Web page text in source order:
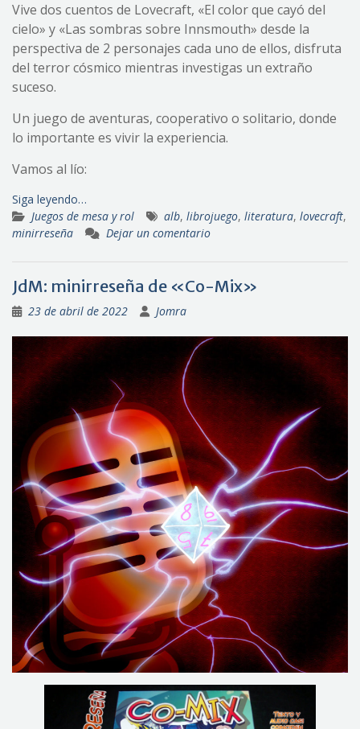
Vive dos cuentos de Lovecraft, «El color que cayó del
cielo» y «Las sombras sobre Innsmouth» desde la
perspectiva de 2 personajes cada uno de ellos, disfruta
del terror cósmico mientras investigas un extraño
suceso.
Un juego de aventuras, cooperativo o solitario, donde
lo importante es vivir la experiencia.
Vamos al lío:
Siga leyendo…
Juegos de mesa y rol
alb, librojuego, literatura, lovecraft,
minirreseña
Dejar un comentario
JdM: minirreseña de «Co-Mix»
23 de abril de 2022 Jomra